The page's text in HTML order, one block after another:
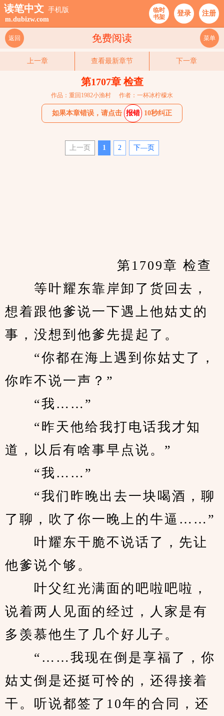
读笔中文 手机版
m.dubizw.com
临时
书架
登录 注册
免费阅读
返回 菜单
上一章 查看最新章节 下一章
第1707章 检查
作品：重回1982小渔村 作者：一杯冰柠檬水
如果本章错误，请点击 报错 10秒纠正
上一页 1 2 下—页
            　　	第1709章 检查
等叶耀东靠岸卸了货回去，
想着跟他爹说一下遇上他姑丈的
事，没想到他爹先提起了。
“你都在海上遇到你姑丈了，
你咋不说一声？”
“我……”
“昨天他给我打电话我才知
道，以后有啥事早点说。”
“我……”
“我们昨晚出去一块喝酒，聊
了聊，吹了你一晚上的牛逼……”
叶耀东干脆不说话了，先让
他爹说个够。
叶父红光满面的吧啦吧啦，
说着两人见面的经过，人家是有
多羡慕他生了几个好儿子。
“……我现在倒是享福了，你
姑丈倒是还挺可怜的，还得接着
干。听说都签了10年的合同，还